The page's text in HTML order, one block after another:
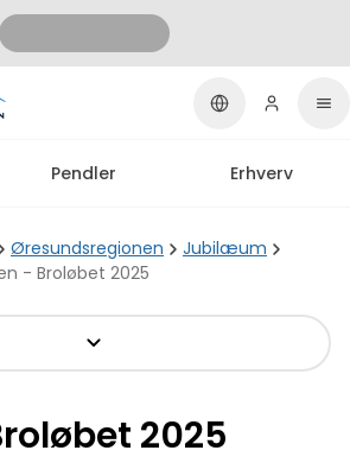
Pendler Erhverv
Øresundsregionen
Jubilæum
- Broløbet 2025
2025